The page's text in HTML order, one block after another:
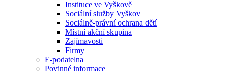
Instituce ve Vyškově
Sociální služby Vyškov
Sociálně-právní ochrana dětí
Místní akční skupina
Zajímavosti
Firmy
E-podatelna
Povinné informace